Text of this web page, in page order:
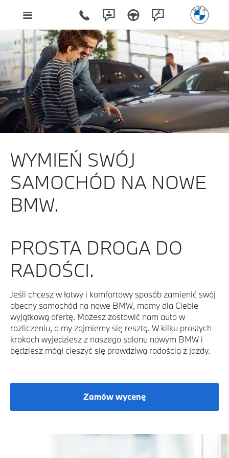
WYMIEŃ SWÓJ
SAMOCHÓD NA NOWE
BMW.
PROSTA DROGA DO
RADOŚCI.
Jeśli chcesz w łatwy i komfortowy sposób zamienić swój
obecny samochód na nowe BMW, mamy dla Ciebie
wyjątkową ofertę. Możesz zostawić nam auto w
rozliczeniu, a my zajmiemy się resztą. W kilku prostych
krokach wyjedziesz z naszego salonu nowym BMW i
będziesz mógł cieszyć się prawdziwą radością z jazdy.
Zamów wycenę